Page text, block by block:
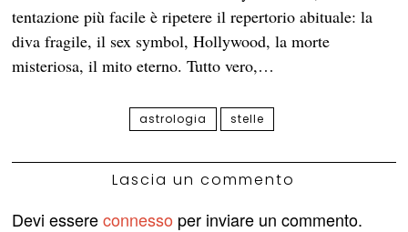
tentazione più facile è ripetere il repertorio abituale: la
diva fragile, il sex symbol, Hollywood, la morte
misteriosa, il mito eterno. Tutto vero,…
astrologia stelle
Lascia un commento
Devi essereconnesso per inviare un commento.